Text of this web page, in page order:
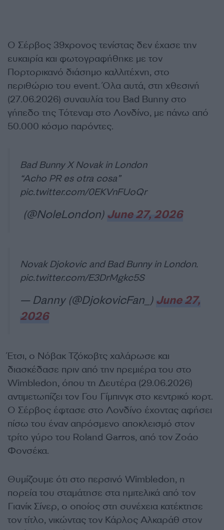
Ο Σέρβος 39χρονος τενίστας δεν έχασε την
ευκαιρία και φωτογραφήθηκε με τον
Πορτορικανό διάσημο καλλιτέχνη, στο
περιθώριο του event. Όλα αυτά, στη χθεσινή
(27.06.2026) συναυλία του Bad Bunny στο
γήπεδο της Τότεναμ στο Λονδίνο, με πάνω από
50.000 κόσμο παρόντες.
Bad Bunny X Novak in London
“Acho PR es otra cosa”
pic.twitter.com/0EKVnFUoQr
(@NoleLondon) June 27, 2026
Novak Djokovic and Bad Bunny in London.
pic.twitter.com/E3DrMgkc5S
— Danny (@DjokovicFan_) June 27,
2026
Έτσι, ο Νόβακ Τζόκοβτς χαλάρωσε και
διασκέδασε πριν από την πρεμιέρα του στο
Wimbledon, όπου τη Δευτέρα (29.06.2026)
αντιμετωπίζει τον Γου Γίμπινγκ στο κεντρικό κορτ.
Ο Σέρβος έφτασε στο Λονδίνο έχοντας αφήσει
πίσω του έναν απρόσμενο αποκλεισμό στον
τρίτο γύρο του Roland Garros, από τον Ζοάο
Φονσέκα.
Θυμίζουμε ότι στο περσινό Wimbledon, η
πορεία του σταμάτησε στα ημιτελικά από τον
Γιανίκ Σίνερ, ο οποίος στη συνέχεια κατέκτησε
τον τίτλο, νικώντας τον Κάρλος Αλκαράθ στον